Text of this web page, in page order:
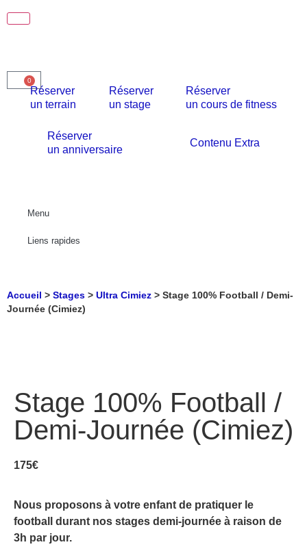
Réserver
un terrain
Réserver
un stage
Réserver
un cours de fitness
Réserver
un anniversaire
Contenu Extra
0
Menu
Liens rapides
Accueil > Stages > Ultra Cimiez > Stage 100% Football / Demi-
Journée (Cimiez)
Stage 100% Football /
Demi-Journée (Cimiez)
175€
Nous proposons à votre enfant de pratiquer le
football durant nos stages demi-journée à raison de
3h par jour.